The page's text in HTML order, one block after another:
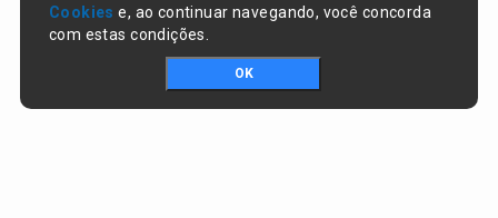
Cookies e, ao continuar navegando, você concorda
com estas condições.
OK